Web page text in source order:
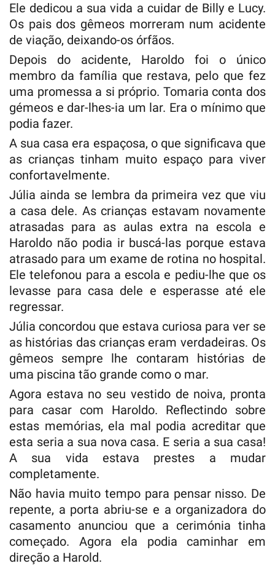
Ele dedicou a sua vida a cuidar de Billy e Lucy.
Os pais dos gêmeos morreram num acidente
de viação, deixando-os órfãos.
Depois do acidente, Haroldo foi o único
membro da família que restava, pelo que fez
uma promessa a si próprio. Tomaria conta dos
gémeos e dar-lhes-ia um lar. Era o mínimo que
podia fazer.
A sua casa era espaçosa, o que significava que
as crianças tinham muito espaço para viver
confortavelmente.
Júlia ainda se lembra da primeira vez que viu
a casa dele. As crianças estavam novamente
atrasadas para as aulas extra na escola e
Haroldo não podia ir buscá-las porque estava
atrasado para um exame de rotina no hospital.
Ele telefonou para a escola e pediu-lhe que os
levasse para casa dele e esperasse até ele
regressar.
Júlia concordou que estava curiosa para ver se
as histórias das crianças eram verdadeiras. Os
gêmeos sempre lhe contaram histórias de
uma piscina tão grande como o mar.
Agora estava no seu vestido de noiva, pronta
para casar com Haroldo. Reflectindo sobre
estas memórias, ela mal podia acreditar que
esta seria a sua nova casa. E seria a sua casa!
A sua vida estava prestes a mudar
completamente.
Não havia muito tempo para pensar nisso. De
repente, a porta abriu-se e a organizadora do
casamento anunciou que a cerimónia tinha
começado. Agora ela podia caminhar em
direção a Harold.